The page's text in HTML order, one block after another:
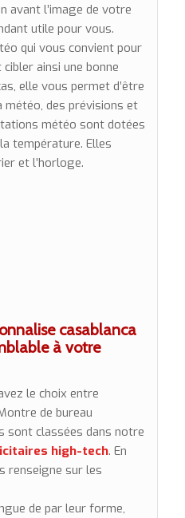
avant l’image de votre
utile pour vous.
qui vous convient pour
ainsi une bonne
elle vous permet d’être
des prévisions et
météo sont dotées
température. Elles
et l’horloge.
casablanca
à votre
le choix entre
de bureau
sont classées dans notre
high-tech. En
renseigne sur les
de par leur forme,